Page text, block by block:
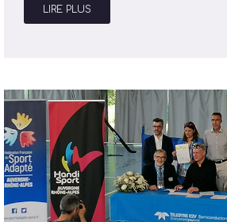
LIRE PLUS